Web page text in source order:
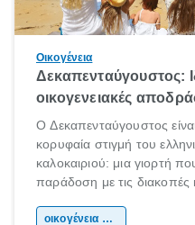
Οικογένεια
Δεκαπενταύγουστος:
οικογενειακές
Ο Δεκαπενταύγουστος
κορυφαία στιγμή του
καλοκαιριού: μια γιορτή
παράδοση με τις διακοπές
χώρας. Είτε πρόκειται για
οικογένεια & παιδί